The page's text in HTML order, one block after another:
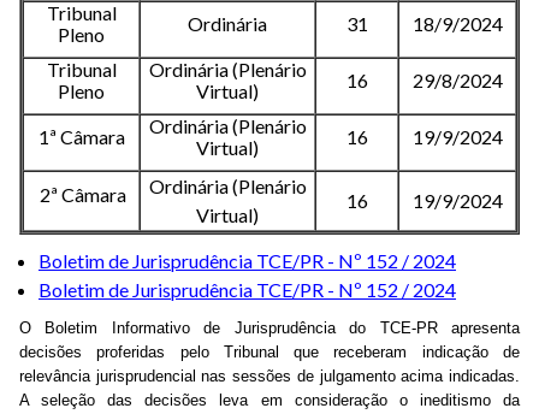
Tribunal
Pleno
Ordinária 31
18/9/2024
Tribunal
Pleno
Ordinária (Plenário
Virtual)
16 29/8/2024
1ª Câmara
Ordinária (Plenário
Virtual)
16 19/9/2024
2ª Câmara
Ordinária (Plenário
Virtual)
16 19/9/2024
Boletim de Jurisprudência TCE/PR - Nº 152 / 2024
Boletim de Jurisprudência TCE/PR - Nº 152 / 2024
O Boletim Informativo de Jurisprudência do TCE-PR apresenta
decisões proferidas pelo Tribunal que receberam indicação de
relevância jurisprudencial nas sessões de julgamento acima indicadas.
A seleção das decisões leva em consideração o ineditismo da